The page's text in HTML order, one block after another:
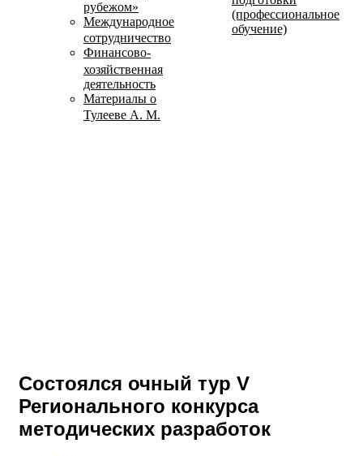
рубежом»
Международное
сотрудничество
Финансово-
хозяйственная
деятельность
Материалы о
Тулееве А. М.
(профессиональное
обучение)
Состоялся очный тур V
Регионального конкурса
методических разработок